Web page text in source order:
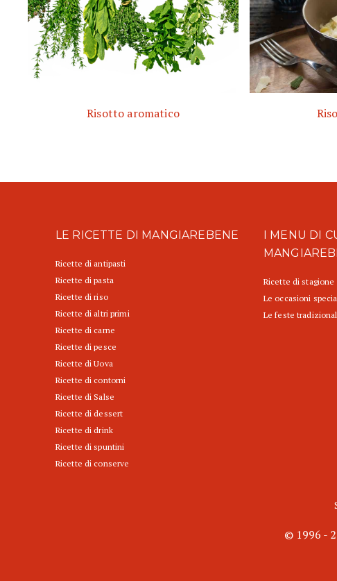
Risotto aromatico
LE RICETTE DI MANGIAREBENE
Ricette di antipasti
Ricette di pasta
Ricette di riso
Ricette di altri primi
Ricette di carne
Ricette di pesce
Ricette di Uova
Ricette di contorni
Ricette di Salse
Ricette di dessert
Ricette di drink
Ricette di spuntini
Ricette di conserve
I MENU DI
Ricette di stagione
Le occasioni
Le feste
© 1996 -